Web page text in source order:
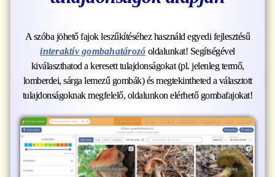
A szóba jöhető fajok leszűkítéséhez használd egyedi fejlesztésű
interaktív gombahatározó oldalunkat! Segítségével
kiválaszthatod a keresett tulajdonságokat (pl. jelenleg termő,
lomberdei, sárga lemezű gombák) és megtekintheted a választott
tulajdonságoknak megfelelő, oldalunkon elérhető gombafajokat!